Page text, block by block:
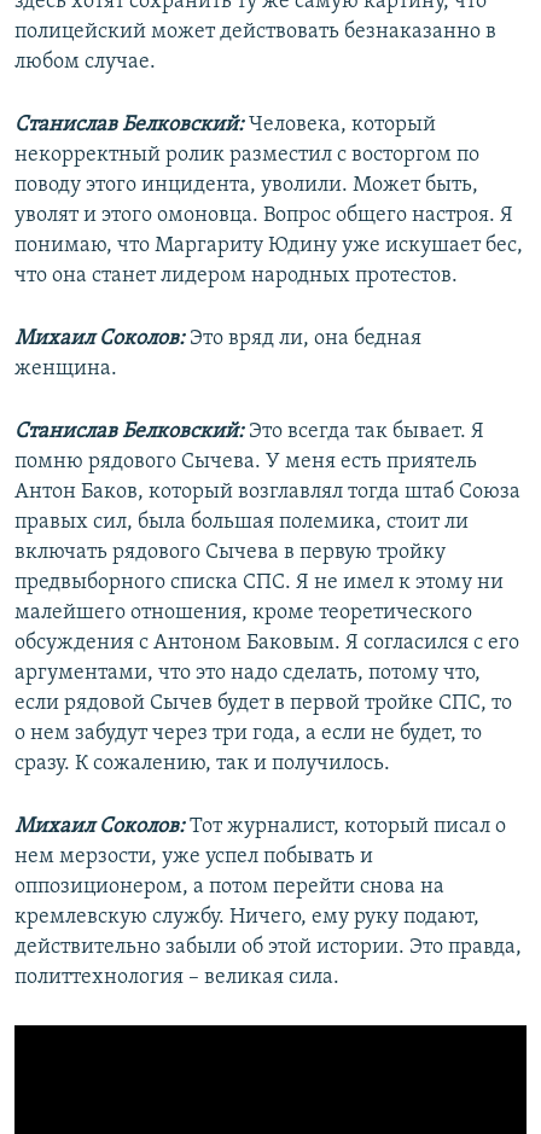
полицейский может действовать безнаказанно в
любом случае.
Станислав Белковский:Человека, который
некорректный ролик разместил с восторгом по
поводу этого инцидента, уволили. Может быть,
уволят и этого омоновца. Вопрос общего настроя. Я
понимаю, что Маргариту Юдину уже искушает бес,
что она станет лидером народных протестов.
Михаил Соколов:Это вряд ли, она бедная
женщина.
Станислав Белковский:Это всегда так бывает. Я
помню рядового Сычева. У меня есть приятель
Антон Баков, который возглавлял тогда штаб Союза
правых сил, была большая полемика, стоит ли
включать рядового Сычева в первую тройку
предвыборного списка СПС. Я не имел к этому ни
малейшего отношения, кроме теоретического
обсуждения с Антоном Баковым. Я согласился с его
аргументами, что это надо сделать, потому что,
если рядовой Сычев будет в первой тройке СПС, то
о нем забудут через три года, а если не будет, то
сразу. К сожалению, так и получилось.
Михаил Соколов:Тот журналист, который писал о
нем мерзости, уже успел побывать и
оппозиционером, а потом перейти снова на
кремлевскую службу. Ничего, ему руку подают,
действительно забыли об этой истории. Это правда,
политтехнология – великая сила.